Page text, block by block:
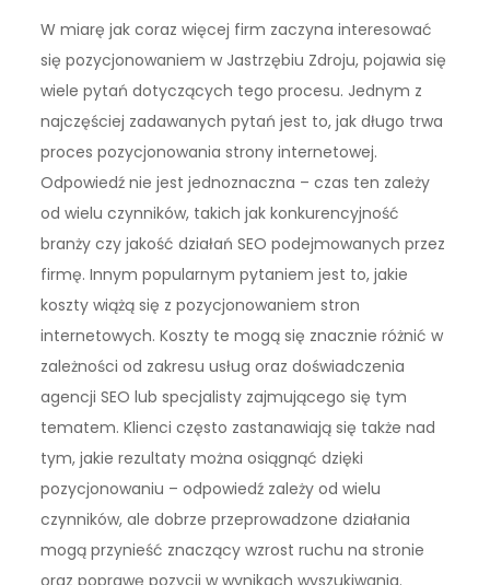
W miarę jak coraz więcej firm zaczyna interesować
się pozycjonowaniem w Jastrzębiu Zdroju, pojawia się
wiele pytań dotyczących tego procesu. Jednym z
najczęściej zadawanych pytań jest to, jak długo trwa
proces pozycjonowania strony internetowej.
Odpowiedź nie jest jednoznaczna – czas ten zależy
od wielu czynników, takich jak konkurencyjność
branży czy jakość działań SEO podejmowanych przez
firmę. Innym popularnym pytaniem jest to, jakie
koszty wiążą się z pozycjonowaniem stron
internetowych. Koszty te mogą się znacznie różnić w
zależności od zakresu usług oraz doświadczenia
agencji SEO lub specjalisty zajmującego się tym
tematem. Klienci często zastanawiają się także nad
tym, jakie rezultaty można osiągnąć dzięki
pozycjonowaniu – odpowiedź zależy od wielu
czynników, ale dobrze przeprowadzone działania
mogą przynieść znaczący wzrost ruchu na stronie
oraz poprawę pozycji w wynikach wyszukiwania.